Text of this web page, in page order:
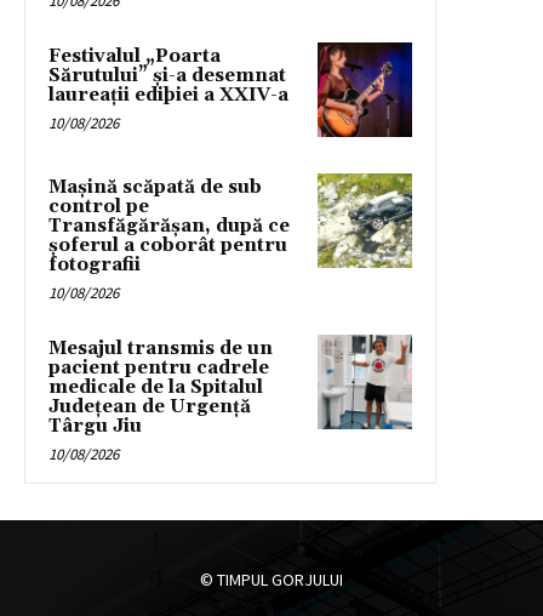
Festivalul „Poarta
Sărutului” și-a desemnat
laureații ediþiei a XXIV-a
10/08/2026
Mașină scăpată de sub
control pe
Transfăgărășan, după ce
șoferul a coborât pentru
fotografii
10/08/2026
Mesajul transmis de un
pacient pentru cadrele
medicale de la Spitalul
Județean de Urgență
Târgu Jiu
10/08/2026
© TIMPUL GORJULUI